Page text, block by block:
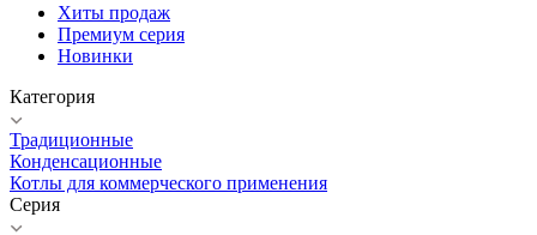
Хиты продаж
Премиум серия
Новинки
Категория
Традиционные
Конденсационные
Котлы для коммерческого применения
Серия